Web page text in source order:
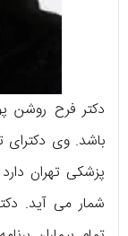
دکتر فرح روشن
باشد. وی دکترای
پزشکی تهران
شمار می آید.